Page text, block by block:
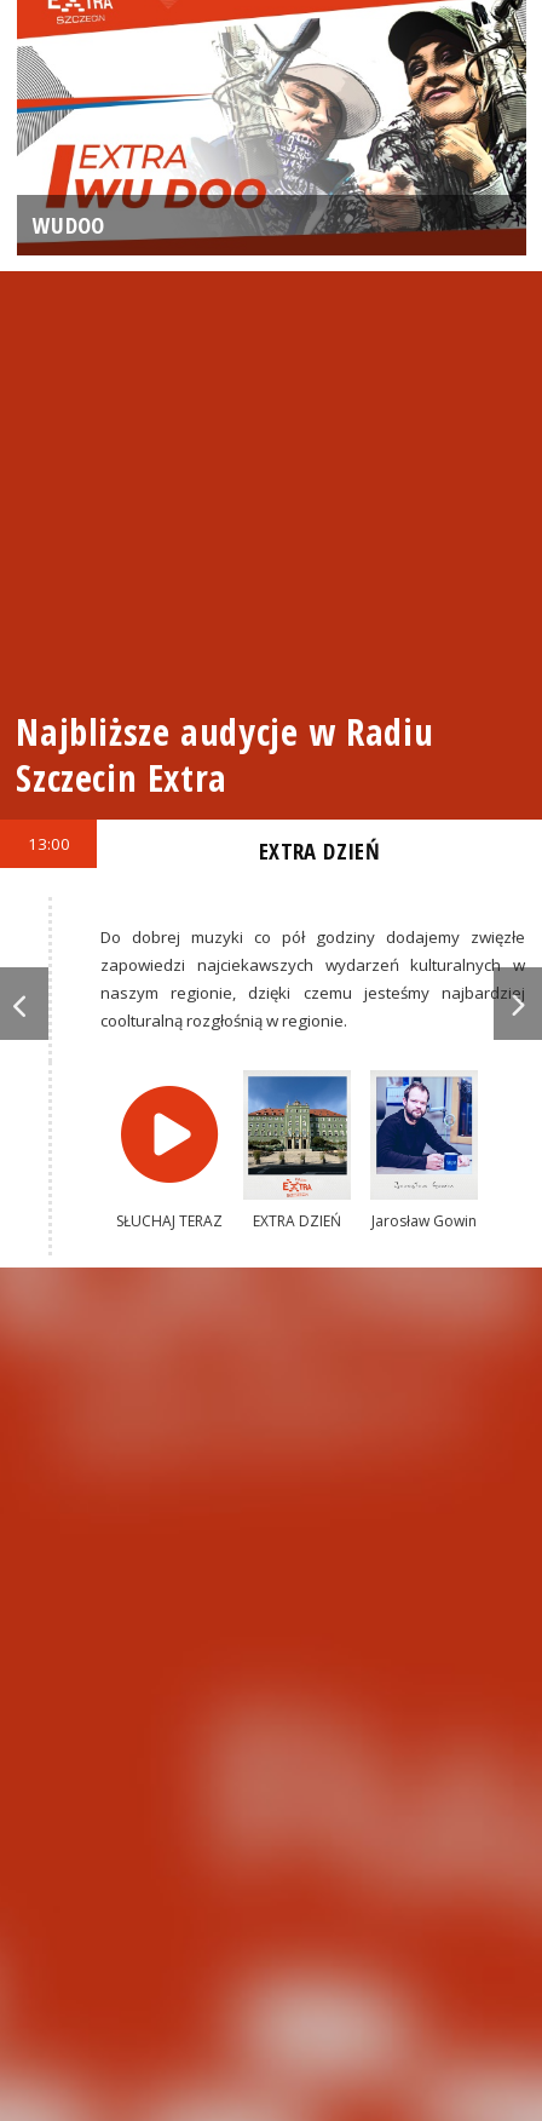
WUDOO
Najbliższe audycje w Radiu
Szczecin Extra
13:00 EXTRA DZIEŃ
Do dobrej muzyki co pół godziny dodajemy zwięzłe
zapowiedzi najciekawszych wydarzeń kulturalnych w
naszym regionie, dzięki czemu jesteśmy najbardziej
coolturalną rozgłośnią w regionie.
SŁUCHAJ TERAZ EXTRA DZIEŃ Jarosław Gowin